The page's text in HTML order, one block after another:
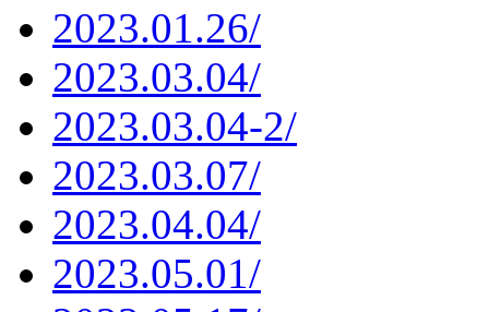
2023.01.26/
2023.03.04/
2023.03.04-2/
2023.03.07/
2023.04.04/
2023.05.01/